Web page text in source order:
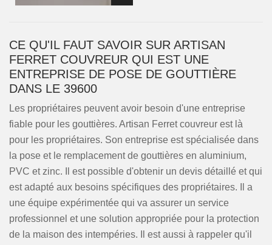
CE QU'IL FAUT SAVOIR SUR ARTISAN
FERRET COUVREUR QUI EST UNE
ENTREPRISE DE POSE DE GOUTTIÈRE
DANS LE 39600
Les propriétaires peuvent avoir besoin d'une entreprise
fiable pour les gouttières. Artisan Ferret couvreur est là
pour les propriétaires. Son entreprise est spécialisée dans
la pose et le remplacement de gouttières en aluminium,
PVC et zinc. Il est possible d'obtenir un devis détaillé et qui
est adapté aux besoins spécifiques des propriétaires. Il a
une équipe expérimentée qui va assurer un service
professionnel et une solution appropriée pour la protection
de la maison des intempéries. Il est aussi à rappeler qu'il